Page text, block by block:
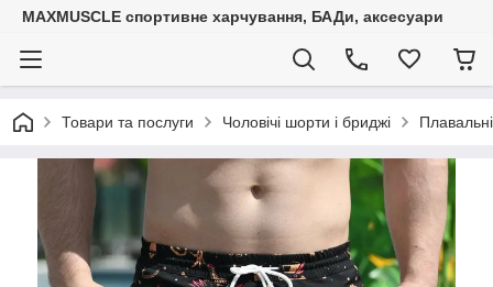
MAXMUSCLE спортивне харчування, БАДи, аксесуари
Товари та послуги Чоловічі шорти і бриджі